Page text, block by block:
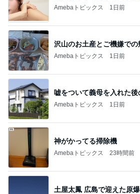
Amebaトピックス 1日前
沢山のお土産とご機嫌での
Amebaトピックス 1日前
嘘をついて義母を入れた後
Amebaトピックス 1日前
神がかってる掃除機
Amebaトピックス 23時間前
土屋太鳳 広島で迎えた原